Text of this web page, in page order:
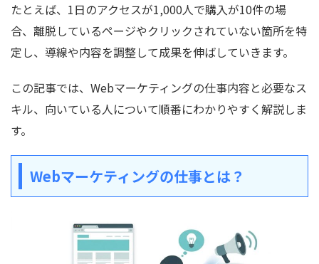
たとえば、1日のアクセスが1,000人で購入が10件の場
合、離脱しているページやクリックされていない箇所を特
定し、導線や内容を調整して成果を伸ばしていきます。
この記事では、Webマーケティングの仕事内容と必要なス
キル、向いている人について順番にわかりやすく解説しま
す。
Webマーケティングの仕事とは？